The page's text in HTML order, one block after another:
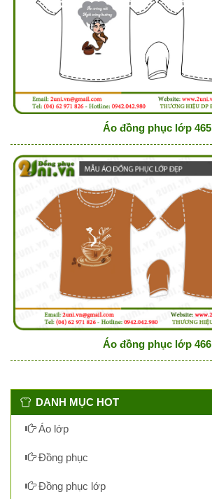
Áo đồng phục lớp 465
Áo đồng phục lớp 466
DANH MỤC HOT
Áo lớp
Đồng phục
Đồng phục lớp